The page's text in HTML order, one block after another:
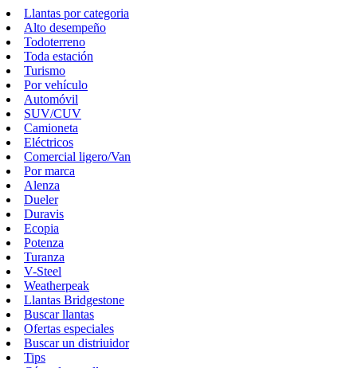
Llantas por categoria
Alto desempeño
Todoterreno
Toda estación
Turismo
Por vehículo
Automóvil
SUV/CUV
Camioneta
Eléctricos
Comercial ligero/Van
Por marca
Alenza
Dueler
Duravis
Ecopia
Potenza
Turanza
V-Steel
Weatherpeak
Llantas Bridgestone
Buscar llantas
Ofertas especiales
Buscar un distriuidor
Tips